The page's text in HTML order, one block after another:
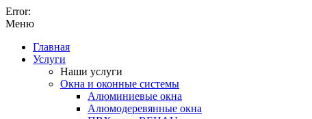
Error:
Меню
Главная
Услуги
Наши услуги
Окна и оконные системы
Алюминиевые окна
Алюмодеревянные окна